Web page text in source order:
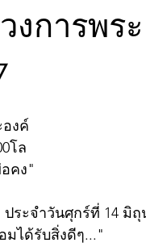
การพร
งค์
โล
คง"
ะจำวันศุกร์ที่ 14 มิ
มได้รับสิ่งดีๆ..."